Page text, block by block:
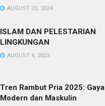
AUGUST 25, 2024
ISLAM DAN PELESTARIAN
LINGKUNGAN
AUGUST 4, 2023
Tren Rambut Pria 2025: Gaya
Modern dan Maskulin